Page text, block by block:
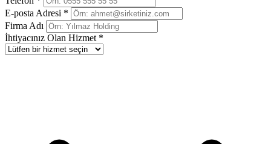
E-posta Adresi *
Firma Adı
İhtiyacınız Olan Hizmet *